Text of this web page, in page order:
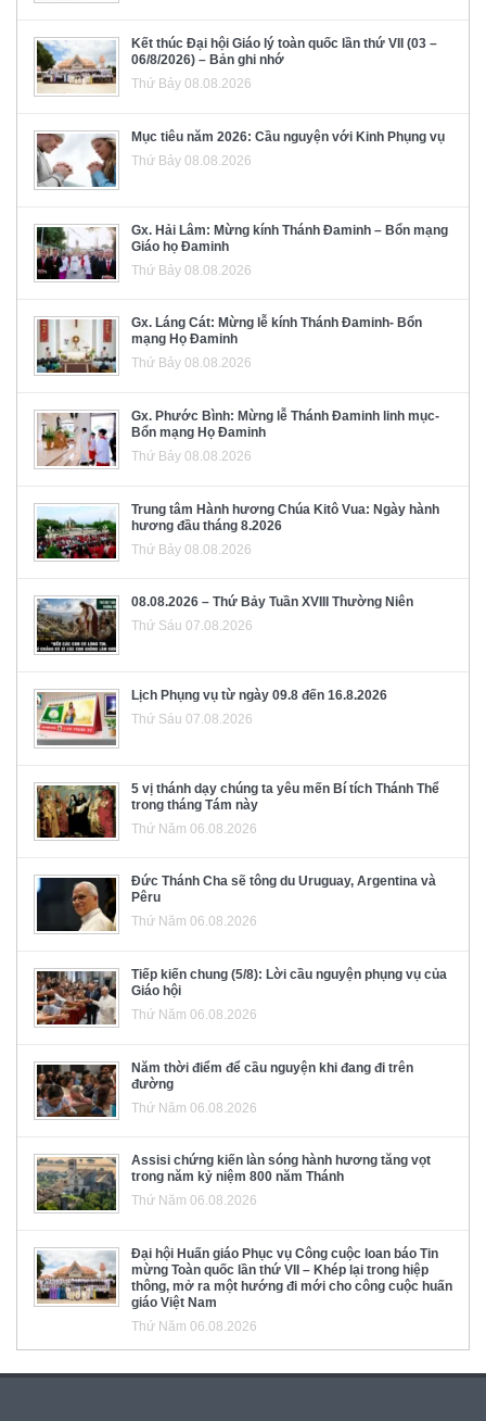
Kết thúc Đại hội Giáo lý toàn quốc lần thứ VII (03 –
06/8/2026) – Bản ghi nhớ
Thứ Bảy 08.08.2026
Mục tiêu năm 2026: Cầu nguyện với Kinh Phụng vụ
Thứ Bảy 08.08.2026
Gx. Hải Lâm: Mừng kính Thánh Đaminh – Bổn mạng
Giáo họ Đaminh
Thứ Bảy 08.08.2026
Gx. Láng Cát: Mừng lễ kính Thánh Đaminh- Bổn
mạng Họ Đaminh
Thứ Bảy 08.08.2026
Gx. Phước Bình: Mừng lễ Thánh Đaminh linh mục-
Bổn mạng Họ Đaminh
Thứ Bảy 08.08.2026
Trung tâm Hành hương Chúa Kitô Vua: Ngày hành
hương đầu tháng 8.2026
Thứ Bảy 08.08.2026
08.08.2026 – Thứ Bảy Tuần XVIII Thường Niên
Thứ Sáu 07.08.2026
Lịch Phụng vụ từ ngày 09.8 đến 16.8.2026
Thứ Sáu 07.08.2026
5 vị thánh dạy chúng ta yêu mến Bí tích Thánh Thể
trong tháng Tám này
Thứ Năm 06.08.2026
Đức Thánh Cha sẽ tông du Uruguay, Argentina và
Pêru
Thứ Năm 06.08.2026
Tiếp kiến chung (5/8): Lời cầu nguyện phụng vụ của
Giáo hội
Thứ Năm 06.08.2026
Năm thời điểm để cầu nguyện khi đang đi trên
đường
Thứ Năm 06.08.2026
Assisi chứng kiến làn sóng hành hương tăng vọt
trong năm kỷ niệm 800 năm Thánh
Thứ Năm 06.08.2026
Đại hội Huấn giáo Phục vụ Công cuộc loan báo Tin
mừng Toàn quốc lần thứ VII – Khép lại trong hiệp
thông, mở ra một hướng đi mới cho công cuộc huấn
giáo Việt Nam
Thứ Năm 06.08.2026